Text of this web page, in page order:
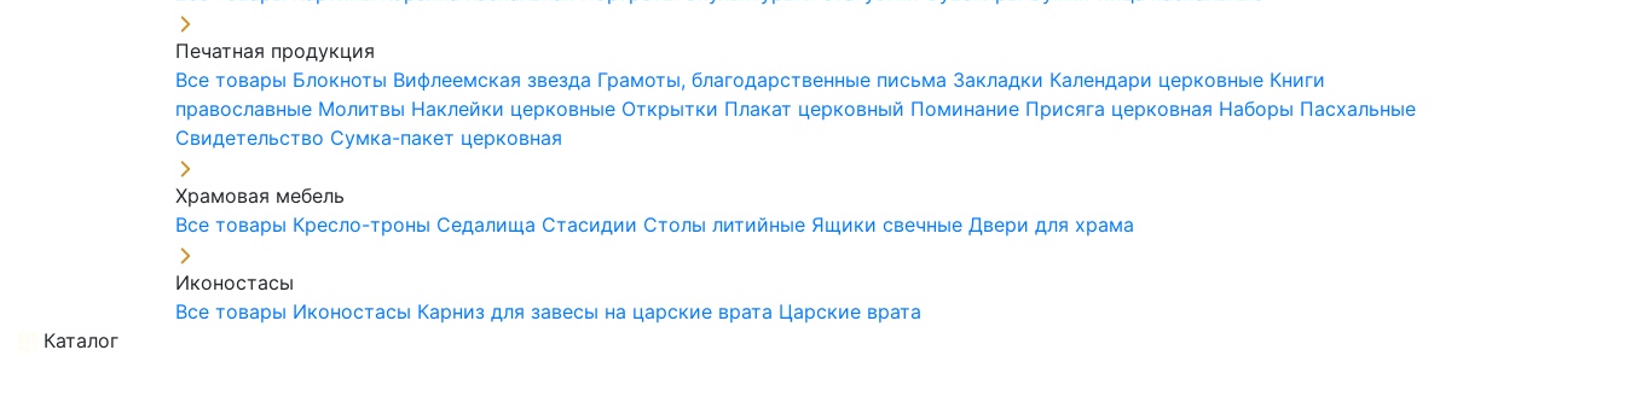
Печатная продукция
Все товары Блокноты Вифлеемская звезда Грамоты, благодарственные письма Закладки Календари церковные Книги
православные Молитвы Наклейки церковные Открытки Плакат церковный Поминание Присяга церковная Наборы Пасхальные
Свидетельство Сумка-пакет церковная
Храмовая мебель
Все товары Кресло-троны Седалища Стасидии Столы литийные Ящики свечныеДвери для храма
Иконостасы
Все товары Иконостасы Карниз для завесы на царские врата Царские врата
Каталог